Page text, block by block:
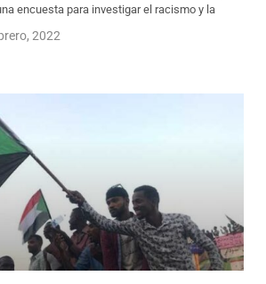
encuesta para investigar el racismo y la
2022